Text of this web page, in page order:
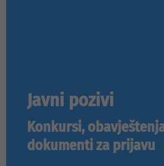
Javni pozivi
Konkursi,
dokumenti za prijavu